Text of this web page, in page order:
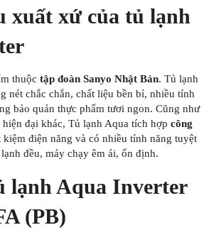
xuất xứ của tủ lạnh
thuộc tập đoàn Sanyo Nhật Bản. Tủ lạnh
nét chắc chắn, chất liệu bền bỉ, nhiều tính
bảo quản thực phẩm tươi ngon. Cũng như
đại khác, Tủ lạnh Aqua tích hợp công
kiệm điện năng và có nhiều tính năng tuyệt
đều, máy chạy êm ái, ổn định.
lạnh Aqua Inverter
(PB)